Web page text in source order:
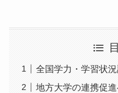
全国学力・学習状
地方大学の連携促